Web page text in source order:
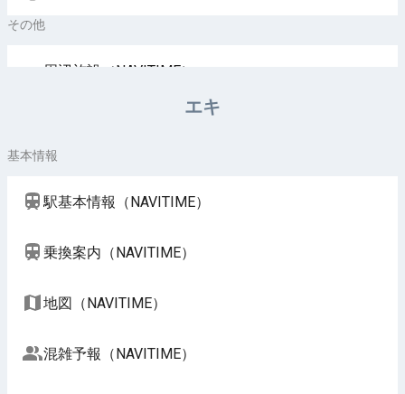
その他
周辺施設（NAVITIME）
エキ
基本情報
駅基本情報（NAVITIME）
乗換案内（NAVITIME）
地図（NAVITIME）
混雑予報（NAVITIME）